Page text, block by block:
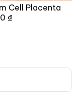
Cell Placenta
₫